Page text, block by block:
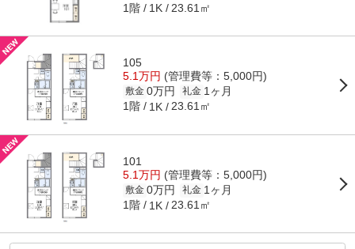
1階 1K 23.61㎡
105
5.1万円 (管理費等：5,000円)
敷金 0万円 礼金 1ヶ月
1階 1K 23.61㎡
101
5.1万円 (管理費等：5,000円)
敷金 0万円 礼金 1ヶ月
1階 1K 23.61㎡